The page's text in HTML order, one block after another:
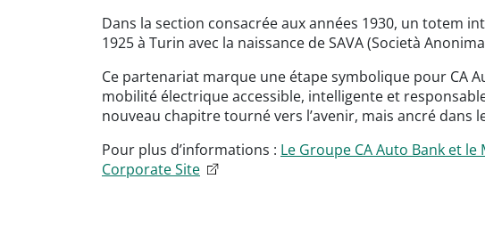
Dans la section consacrée aux années 1930, un totem
1925 à Turin avec la naissance de SAVA (Società
Ce partenariat marque une étape symbolique pour CA
mobilité électrique accessible, intelligente et
nouveau chapitre tourné vers l’avenir, mais ancré dans
Pour plus d’informations : Le Groupe CA Auto Bank et
Corporate Site